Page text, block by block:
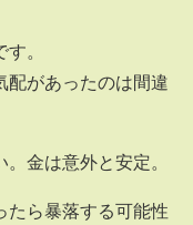
。
配があったのは間違
金は意外と安定。
たら暴落する可能性